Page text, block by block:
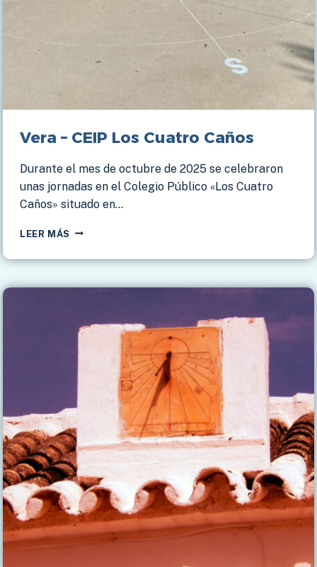
Vera – CEIP Los Cuatro Caños
Durante el mes de octubre de 2025 se celebraron
unas jornadas en el Colegio Público «Los Cuatro
Caños» situado en…
LEER MÁS VERA
CEIP
CUATRO